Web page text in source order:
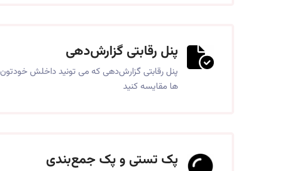
پنل رقابتی گزارش‌دهی
پنل رقابتی گزارش‌دهی که می تونید داخلش خودتون
ها مقایسه کنید
پک تستی و پک جمع‌بندی